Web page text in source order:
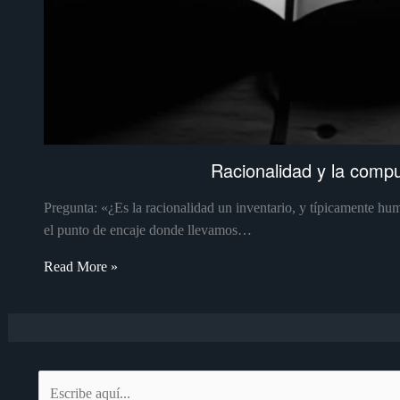
Racionalidad y la
Pregunta: «¿Es la racionalidad un inventario, y típicamente
el punto de encaje donde llevamos…
Read More »